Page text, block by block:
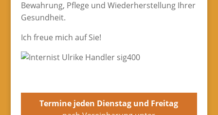
Bewahrung, Pflege und Wiederherstellung Ihrer
Gesundheit.
Ich freue mich auf Sie!
Termine jeden Dienstag und Freitag